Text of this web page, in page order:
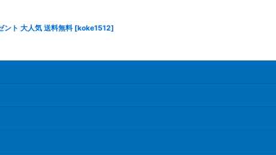
ント 大人気 送料無料 [koke1512]